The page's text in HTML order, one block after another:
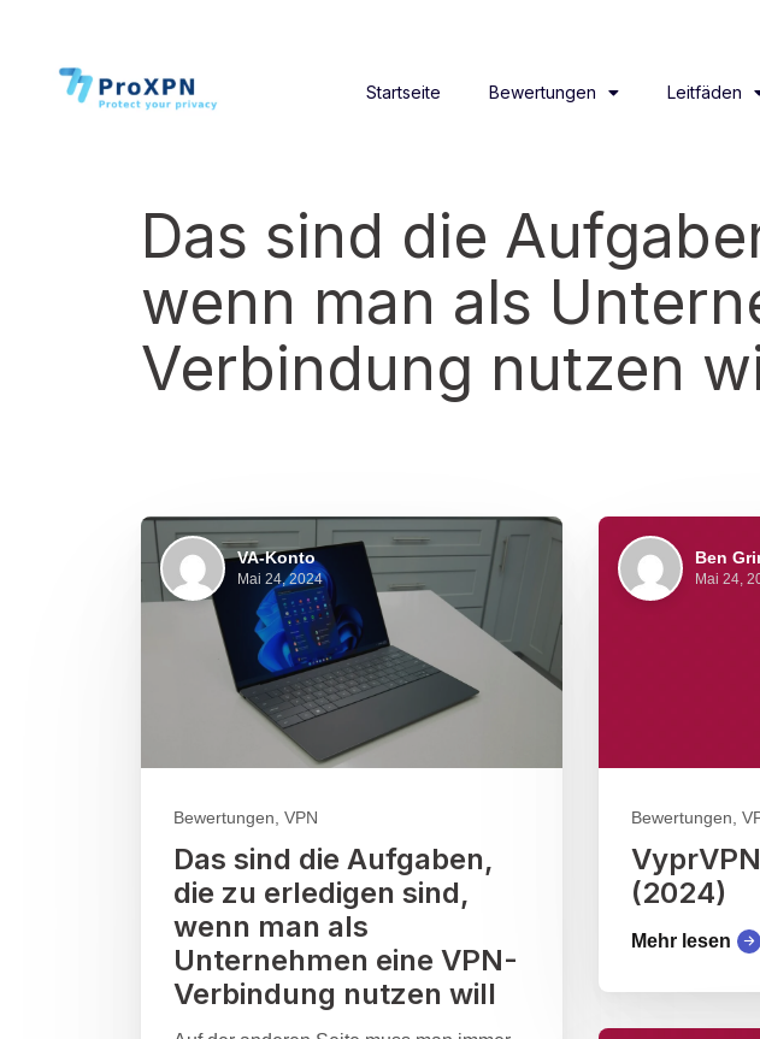
Startseite Bewertungen Leitfäden
Das sind die
wenn man als
Verbindung nutzen
VA-Konto
Mai 24, 2024
Bewertungen, VPN
Das sind die Aufgaben,
die zu erledigen sind,
wenn man als
Unternehmen eine VPN-
Verbindung nutzen will
Ben
Mai 24,
Bewertungen,
(2024)
Mehr lesen